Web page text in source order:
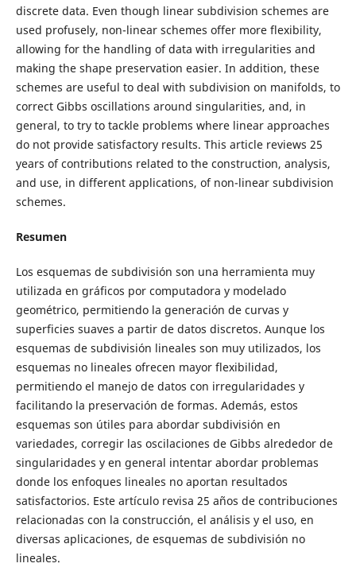
discrete data. Even though linear subdivision schemes are
used profusely, non-linear schemes offer more flexibility,
allowing for the handling of data with irregularities and
making the shape preservation easier. In addition, these
schemes are useful to deal with subdivision on manifolds, to
correct Gibbs oscillations around singularities, and, in
general, to try to tackle problems where linear approaches
do not provide satisfactory results. This article reviews 25
years of contributions related to the construction, analysis,
and use, in different applications, of non-linear subdivision
schemes.
Resumen
Los esquemas de subdivisión son una herramienta muy
utilizada en gráficos por computadora y modelado
geométrico, permitiendo la generación de curvas y
superficies suaves a partir de datos discretos. Aunque los
esquemas de subdivisión lineales son muy utilizados, los
esquemas no lineales ofrecen mayor flexibilidad,
permitiendo el manejo de datos con irregularidades y
facilitando la preservación de formas. Además, estos
esquemas son útiles para abordar subdivisión en
variedades, corregir las oscilaciones de Gibbs alrededor de
singularidades y en general intentar abordar problemas
donde los enfoques lineales no aportan resultados
satisfactorios. Este artículo revisa 25 años de contribuciones
relacionadas con la construcción, el análisis y el uso, en
diversas aplicaciones, de esquemas de subdivisión no
lineales.